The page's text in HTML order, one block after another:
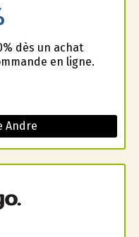
dès un achat
en ligne.
Andre